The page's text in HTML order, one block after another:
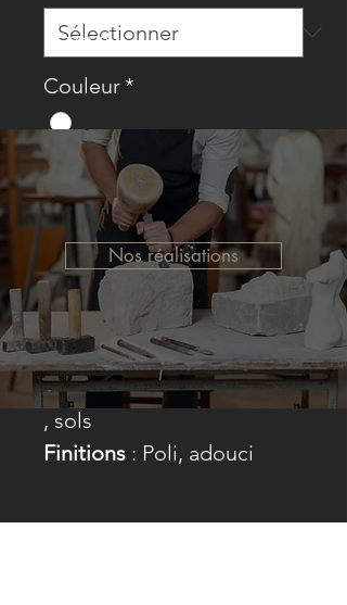
Couleur *
Gamme de prix*
Matériel:
Marbre
Couleur:
Blanc avec veines
vert clair
Applications:Revêtements
, sols
Finitions : Poli, adouci
Nos réalisations
RETOUR